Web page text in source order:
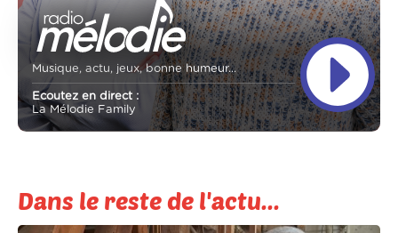
Musique, actu, jeux, bonne humeur...
Ecoutez en direct :
La Mélodie Family
Dans le reste de l'actu...